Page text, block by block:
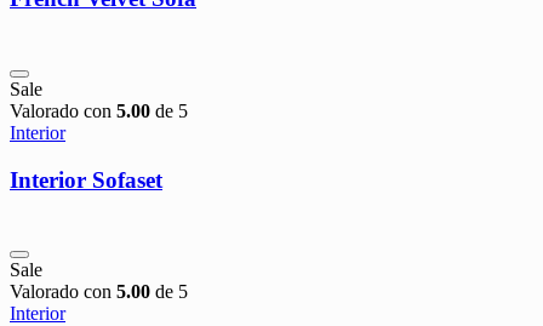
Sale
Valorado con 5.00 de 5
Interior
Interior Sofaset
Sale
Valorado con 5.00 de 5
Interior